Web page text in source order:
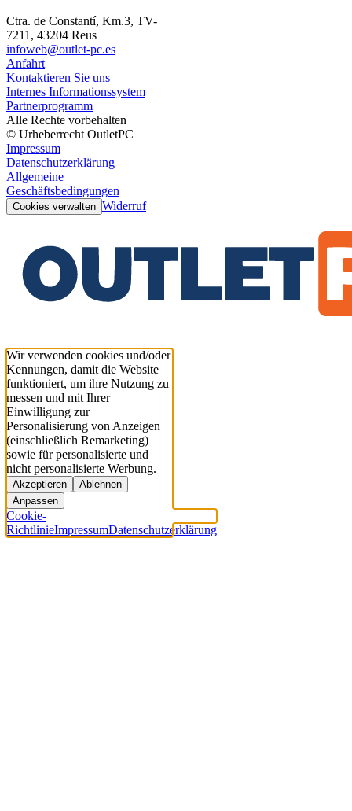
Ctra. de Constantí, Km.3, TV-
7211, 43204 Reus
infoweb@outlet-pc.es
Anfahrt
Kontaktieren Sie uns
Internes Informationssystem
Partnerprogramm
Alle Rechte vorbehalten
© Urheberrecht OutletPC
Impressum
Datenschutzerklärung
Allgemeine
Geschäftsbedingungen
Cookies verwalten Widerruf
Wir verwenden cookies und/oder
Kennungen, damit die Website
funktioniert, um ihre Nutzung zu
messen und mit Ihrer
Einwilligung zur
Personalisierung von Anzeigen
(einschließlich Remarketing)
sowie für personalisierte und
nicht personalisierte Werbung.
Akzeptieren
Ablehnen
Anpassen
Cookie-
RichtlinieImpressumDatenschutzerklärung